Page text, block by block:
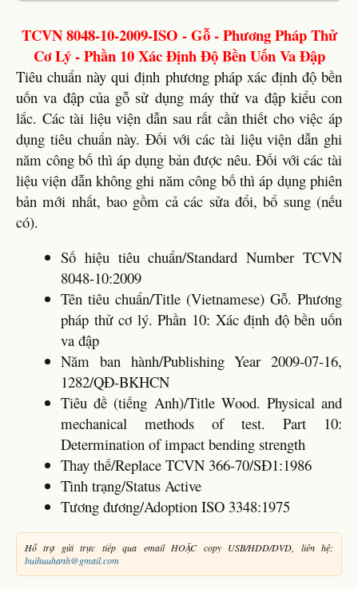
TCVN 8048-10-2009-ISO - Gỗ - Phương Pháp Thử
Cơ Lý - Phần 10 Xác Định Độ Bền Uốn Va Đập
Tiêu chuẩn này qui định phương pháp xác định độ bền
uốn va đập của gỗ sử dụng máy thử va đập kiểu con
lắc. Các tài liệu viện dẫn sau rất cần thiết cho việc áp
dụng tiêu chuẩn này. Đối với các tài liệu viện dẫn ghi
năm công bố thì áp dụng bản được nêu. Đối với các tài
liệu viện dẫn không ghi năm công bố thì áp dụng phiên
bản mới nhất, bao gồm cả các sửa đổi, bổ sung (nếu
có).
Số hiệu tiêu chuẩn/Standard Number TCVN
8048-10:2009
Tên tiêu chuẩn/Title (Vietnamese) Gỗ. Phương
pháp thử cơ lý. Phần 10: Xác định độ bền uốn
va đập
Năm ban hành/Publishing Year 2009-07-16,
1282/QĐ-BKHCN
Tiêu đề (tiếng Anh)/Title Wood. Physical and
mechanical methods of test. Part 10:
Determination of impact bending strength
Thay thế/Replace TCVN 366-70/SĐ1:1986
Tình trạng/Status Active
Tương đương/Adoption ISO 3348:1975
Hỗ trợ gửi trực tiếp qua email HOẶC copy USB/HDD/DVD, liên hệ:
buihuuhanh@gmail.com